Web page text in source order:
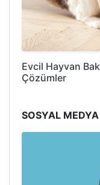
Evcil Hayvan
Çözümler
SOSYAL MEDYA